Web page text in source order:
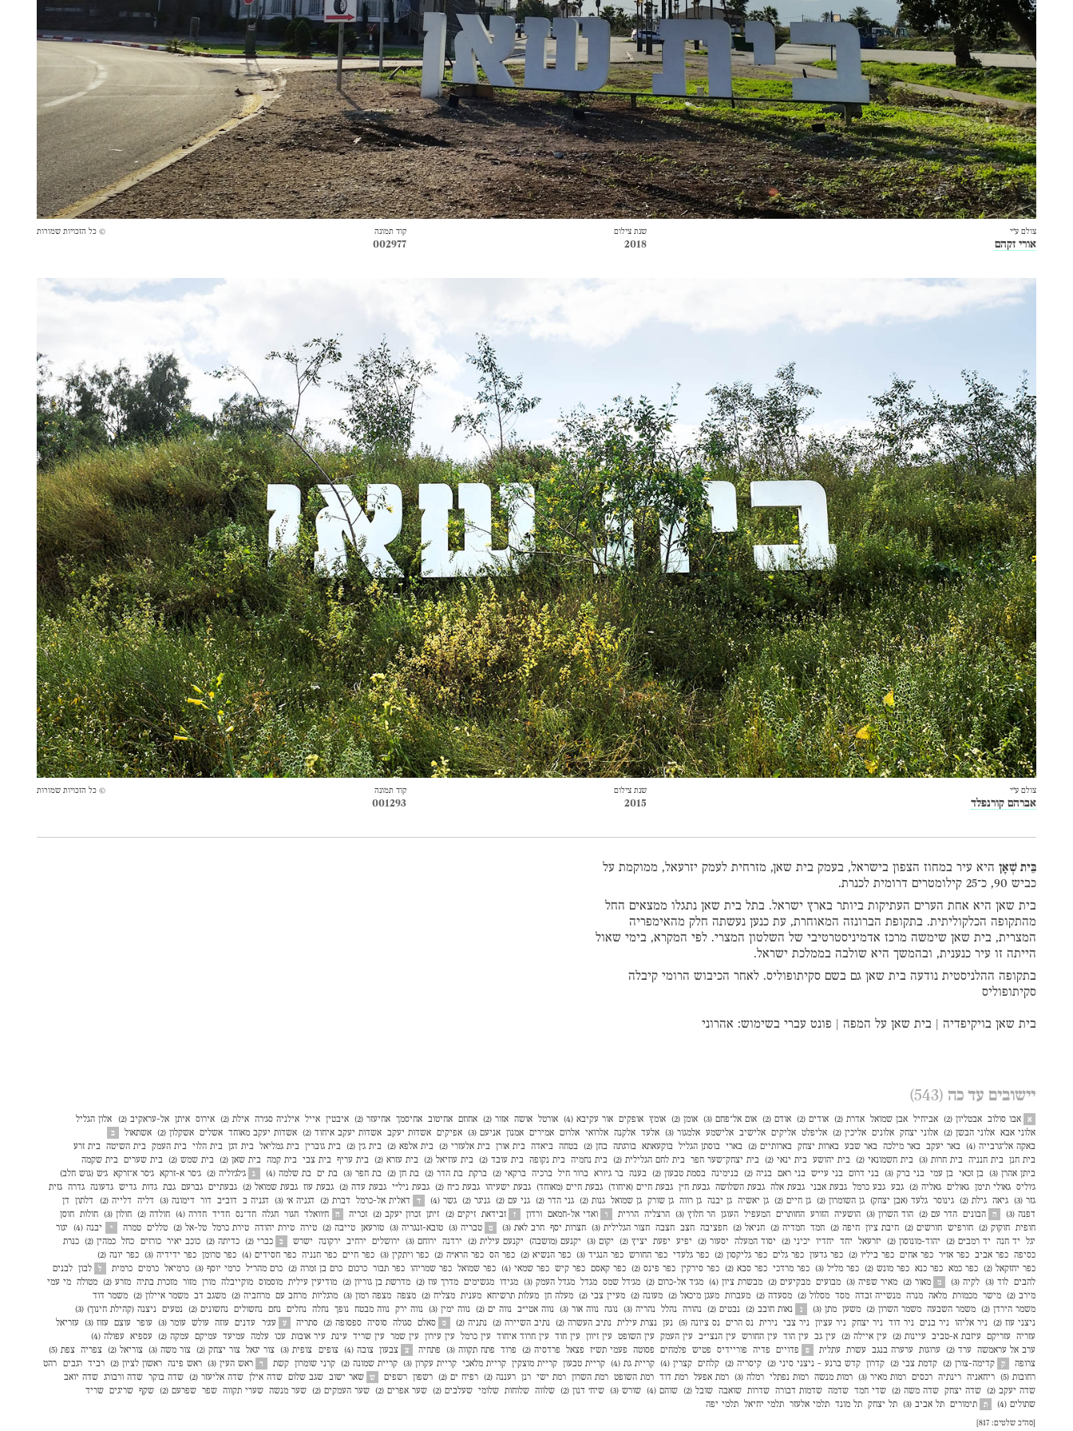
צולם ע״י
אורי זקהם
שנת צילום
2018
קוד תמונה
002977
© כל הזכויות שמורות
צולם ע״י
אברהם קורנפלד
שנת צילום
2015
קוד תמונה
001293
© כל הזכויות שמורות
בֵּית שְׁאָן היא עיר במחוז הצפון בישראל, בעמק בית שאן, מזרחית לעמק יזרעאל, ממוקמת על
כביש 90, כ־25 קילומטרים דרומית לכנרת.
בית שאן היא אחת הערים העתיקות ביותר בארץ ישראל. בתל בית שאן נתגלו ממצאים החל
מהתקופה הכלקוליתית. בתקופת הברונזה המאוחרת, עת כנען נעשתה חלק מהאימפריה
המצרית, בית שאן שימשה מרכז אדמיניסטרטיבי של השלטון המצרי. לפי המקרא, בימי שאול
הייתה זו עיר כנענית, ובהמשך היא שולבה בממלכת ישראל.
בתקופה ההלניסטית נודעה בית שאן גם בשם סקיתופוליס. לאחר הכיבוש הרומי קיבלה
סקיתופוליס
בית שאן בויקיפדיה |בית שאן על המפה פונט עברי בשימוש: אהרוני
יישובים עד כה (543)
א אבו סולוב אבטליון (2) אביחיל אבן שמואל אדרת (2) אודים (2) אודם (2) אום אל־פחם (3) אומן (2) אומץ אופקים אור עקיבא (4) אורטל אושה אזור (2) אחוזם אחיטוב אחיסמך אחיעזר (2) איבטין אייל אילניה סג׳רה אילת (2) אירוס איתן אל-עראקיב (2)
אלון הגליל
אלוני אבא
אלוני הבשן (2) אלוני יצחק אלונים אליכין (2) אליפלט אליקים אלישיב אלישמע אלמגור (3) אלעד אלקנה אלרואי אלרום אמירים אמנון אניעם (3) אפיקים אשדות יעקב אשדות יעקב איחוד (2) אשדות יעקב מאוחד אשלים אשקלון (2) אשתאול ב
באקה אל־גרבייה (4) באר יעקב באר מילכה באר שבע בארות יצחק בארותיים (2) בארי בוסתן הגליל בוקעאתא בורגתה בחן (2) בטחה ביאדה בית אורן בית אלעזרי (2) בית אלפא (2) בית ג'ן (2) בית גוברין בית גמליאל בית דגן בית הלוי בית העמק בית השיטה
בית זרע
בית חנן
בית חנניה בית חרות (3) בית חשמונאי (2) בית יהושע בית ינאי (2) בית יצחק־שער חפר בית לחם הגלילית (2) בית נחמיה בית נקופה בית עובד (2) בית עוזיאל (2) בית עזרא (2) בית עריף בית צבי בית קמה בית שאן (2) בית שמש (2) בית שערים
בית שקמה
ביתן אהרן (3)
בן זכאי בן עמי בני ברק (3) בני דרום בני עי״ש בני ראם בניה (2) בנימינה בסמת טבעון (2) בענה בר גיורא ברור חיל ברכיה ברקאי (2) ברקת בת הדר (2) בת חן (2) בת חפר (3) בת ים בת שלמה (4) ג ג'לג'וליה (2) ג'סר א-זרקא ג'סר א־זרקא
ג'ש (גוש חלב)
ג׳וליס
גאולי תימן גאולים גאליה (2) גבע גבע כרמל גבעת אבני גבעת אלה גבעת השלושה גבעת ח"ן גבעת חיים (איחוד) גבעת חיים (מאוחד) גבעת ישעיהו גבעת כ"ח (2) גבעת ניל"י גבעת עדה (2) גבעת עוז גבעת שמואל (2) גבעתיים גברעם גבת גדות גדיש גדעונה גדרה
גזית
גזר (3)
גיאה גילת (2) גינוסר גלעד (אבן יצחק) גן השומרון (2) גן חיים (2) גן יאשיה גן יבנה גן רווה גן שורק גן שמואל גנות (2) גני הדר (2) גני עם (2) גניגר (2) גשר (4) ד דאלית אל-כרמל דברת (2) דגניה א׳ (3) דגניה ב דוב"ב דור דימונה (3) דליה דלייה (2) דלתון
דן
דפנה (3)
ה הבונים הדר עם (2) הוד השרון (3) הושעיה הזורע החותרים המעפיל העוגן הר חלוץ (3) הרצליה הררית ו ואדי אל-חמאם ורדון ז זבידאת זיקים (2) זיתן זכרון יעקב (2) זכריה ח ח'וואלד חגור חגלה חד־נס חדיד חדרה (4) חולדה (2) חולון (3) חולות
חוסן
חופית
חוקוק (2) חורפיש חורשים (2) חיבת ציון חיפה (2) חמד חמדיה (2) חניאל (2) חפציבה חצב חצבה חצור הגלילית (3) חצרות יסף חרב לאת (3) ט טבריה (3) טובא-זנגריה (3) טורעאן טייבה (2) טירה טירת יהודה טירת כרמל טל-אל (2) טללים טמרה י יבנה (4)
יגור
יגל
יד חנה יד רמב״ם (2) יהוד-מונוסון (2) יזרעאל יחד יחדיו יכיני (2) יסוד המעלה יסעור (2) יפיע יפעת יציץ (2) יקום (3) יקנעם (מושבה) יקנעם עילית (2) ירדנה ירוחם (3) ירושלים ירחיב ירקונה ישרש כ כברי (2) כדיתה (2) כוכב יאיר כורזים כחל כמהין (2)
כנרת
כסיפה
כפר אביב כפר אז"ר כפר אחים כפר ביל"ו (2) כפר גדעון כפר גלים כפר גליקסון (2) כפר גלעדי כפר החורש כפר הנגיד (3) כפר הנשיא (2) כפר הס כפר הרא"ה (2) כפר ויתקין (3) כפר חיים כפר חנניה כפר חסידים (4) כפר טרומן כפר ידידיה (3)
כפר יונה (2)
כפר יחזקאל (2)
כפר כמא כפר כנא כפר מונש (2) כפר מל״ל (3) כפר מרדכי כפר סבא (2) כפר סירקין כפר פינס (2) כפר קאסם כפר קיש כפר שמאי (4) כפר שמואל כפר שמריהו כפר תבור כרכום כרם בן זמרה (2) כרם מהר"ל כרמי יוסף (3) כרמיאל כרמים כרמית ל לבון
לבנים
להבים
לוד (3) לקיה (3) מ מאור (2) מאיר שפיה (3) מבועים מבקיעים (2) מבשרת ציון (4) מג'ד אל-כרום (2) מג'דל שמס מגדל מגדל העמק (3) מגידו מגשימים מדרך עוז (2) מדרשת בן גוריון (2) מודיעין עילית מוסמוס מוקייבלה מורן מזור מזכרת בתיה מזרע (2) מטולה
מי עמי
מירב (2)
מישר מכמורת מלאה מנרה מנשייה זבדה מסד מסלול (2) מסעדה (2) מעברות מעגן מיכאל (2) מעונה (2) מעיין צבי (2) מעלה חן מעלות תרשיחא מענית מצליח (2) מצפה מצפה רמון (3) מרגליות מרחב עם מרחביה (2) משגב דב משמר איילון (2)
משמר דוד
משמר הירדן (2)
משמר השבעה משמר השרון (2) משען מתן (3) נ נאות חובב (2) נבטים (2) נהורה נהלל נהריה (3) נוגה נווה אור (3) נווה אטי״ב נווה ים (2) נווה ימין (3) נווה ירק נווה מבטח נופך נחלה נחלים נחם נחשולים נחשונים (2) נטעים
ניצנה (קהילת חינוך) (3)
ניצני עוז (2)
ניר אליהו ניר בנים ניר דוד ניר יצחק ניר עציון ניר צבי נירית נס הרים נס ציונה (5) נען נצרת עילית נתיב העשרה (2) נתיב השיירה (2) נתניה (2) ס סאלם סגולה סוסיה ספסופה (2) סתריה ע ע'ג'ר עדנים עוזה עולש עומר (3) עופר עוצם עזוז (3)
עזריאל
עזריה
עזריקם עיזבת א-טביב עיינות (2) עין איילה (2) עין גב עין הוד עין החורש עין הנצי״ב עין העמק עין השופט עין זיוון עין חוד עין חרוד איחוד עין כרמל עין עירון עין שמר עין שריד עינת עיר אובות עכו עלמה עמיעד עמיקם עמקה (2) עספיא
עפולה (4)
ערב אל עראמשה
ערד (2) ערוגות ערערה בנגב עשרת עתלית פ פדויים פדיה פוריידיס פטיש פלמחים פסוטה פעמי תש"ז פצאל פרדסיה (2) פרוד פתח תקווה (3) פתחיה צ צבעון צובה (4) צופים צופית (3) צור יגאל צור יצחק (2) צור משה (3) צוריאל (2) צפריה
צפת (5)
צרופה
ק קדימה-צורן (2) קדמת צבי (2) קדרון קדש ברנע - ניצני סיני (2) קיסריה (2) קלחים קצרין (4) קריית גת (4) קריית טבעון קריית מוצקין קריית מלאכי קריית עקרון (3) קריית שמונה (2) קרני שומרון קשת ר ראש העין (3) ראש פינה ראשון לציון (2) רביד רגבים
רהט
רחובות (5)
ריחאניה רינתיה רכסים רמות מאיר (3) רמות מנשה רמות נפתלי רמלה (3) רמת אפעל רמת דוד רמת השופט רמת השרון רמת ישי רנן רעננה (2) רפיח ים (2) רשפון רשפים ש שאר ישוב שגב שלום שדה אילן שדה אליעזר (2) שדה בוקר שדה ורבורג
שדה יואב
שדה יעקב (2)
שדה יצחק שדה משה (2) שדי חמד שדמה שדמות דבורה שדרות שואבה שובל (2) שוהם (4) שורש (3) שיח' דנון (2) שלווה שלוחות שלומי שעלבים (2) שער אפרים (2) שער העמקים (2) שער מנשה שערי תקווה שפר שפרעם (2) שקף שריגים
שריד
שתולים (4)
ת תימורים תל אביב (3) תל יצחק תל מונד תלמי אלעזר תלמי יחיאל תלמי יפה
[סה״כ שלטים: 817]